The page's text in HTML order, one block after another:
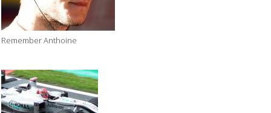
Remember Anthoine